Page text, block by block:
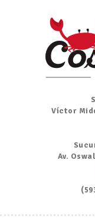
Víctor
Av.
Inicio
Menú